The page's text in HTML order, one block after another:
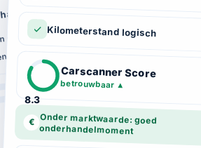
03-2026
schade geregistreerd
total loss gemeld
Kilometerstand logisch
8.3
Carscanner Score
betrouwbaar ▲
€ Onder marktwaarde: goed
onderhandelmoment